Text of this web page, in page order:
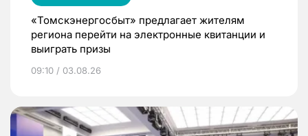
«Томскэнергосбыт» предлагает жителям
региона перейти на электронные квитанции и
выиграть призы
09:10 / 03.08.26